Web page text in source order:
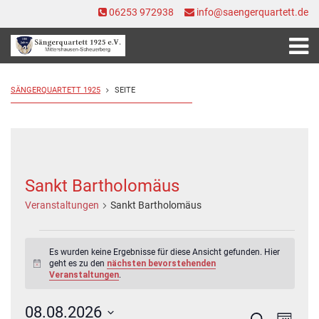
06253 972938 info@saengerquartett.de
SÄNGERQUARTETT 1925 SEITE
Sankt Bartholomäus
Veranstaltungen Sankt Bartholomäus
Hinweis
Es wurden keine Ergebnisse für diese Ansicht gefunden. Hier
geht es zu den nächsten bevorstehenden
Veranstaltungen.
08.08.2026